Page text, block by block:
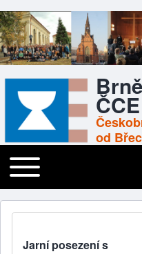
ČCE
od
Main navigation
Toggle main menu
Jarní posezení s